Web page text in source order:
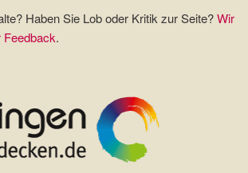
Haben Sie Lob oder Kritik zur Seite?Wir
Feedback.